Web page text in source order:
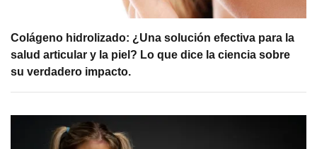
Colágeno hidrolizado: ¿Una solución efectiva para la
salud articular y la piel? Lo que dice la ciencia sobre
su verdadero impacto.